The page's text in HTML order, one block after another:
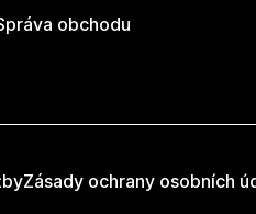
obchodu
Zásady ochrany osobních